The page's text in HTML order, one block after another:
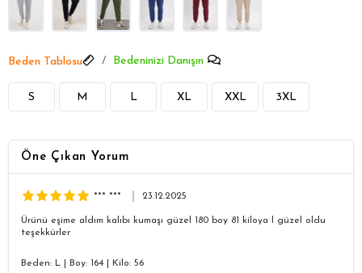
Beden Tablosu Bedeninizi Danışın
S M L XL XXL 3XL
Öne Çıkan Yorum
*** *** 23.12.2025
Ürünü eşime aldım kalıbı kumaşı güzel 180 boy 81 kiloya l güzel oldu
teşekkürler
Beden: L Boy: 164 Kilo: 56